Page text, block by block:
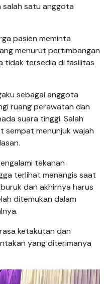
satu anggota
pasien meminta
menurut pertimbangan
tidak tersedia di fasilitas
sebagai anggota
ruang perawatan dan
suara tinggi. Salah
sempat menunjuk wajah
tekanan
terlihat menangis saat
dan akhirnya harus
ditemukan dalam
ketakutan dan
yang diterimanya